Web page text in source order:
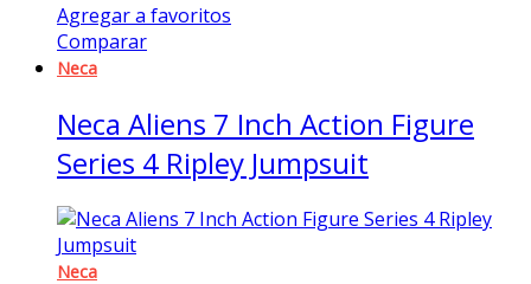
Agregar a favoritos
Comparar
Neca
Neca Aliens 7 Inch Action Figure
Series 4 Ripley Jumpsuit
Neca